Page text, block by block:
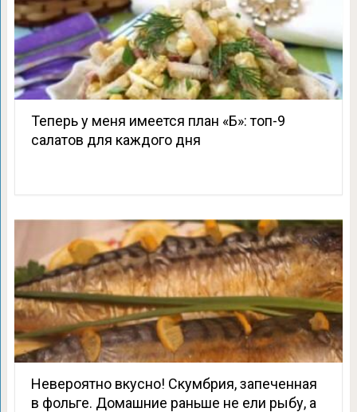
Теперь у меня имеется план «Б»: топ-9
салатов для каждого дня
Невероятно вкусно! Скумбрия, запеченная
в фольге. Домашние раньше не ели рыбу, а